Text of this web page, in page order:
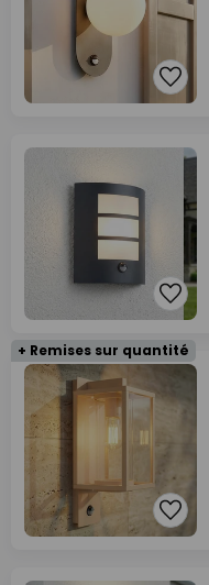
+ Remises sur quantité